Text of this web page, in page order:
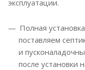
эксплуатации.
Полная
поставляем
и
после установки